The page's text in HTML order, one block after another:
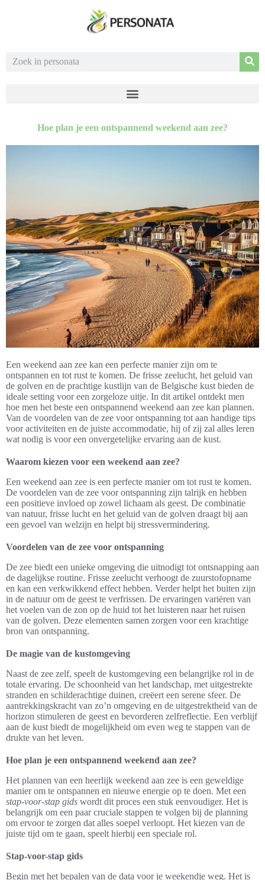
Hoe plan je een ontspannend weekend aan zee?
Een weekend aan zee kan een perfecte manier zijn om te
ontspannen en tot rust te komen. De frisse zeelucht, het geluid van
de golven en de prachtige kustlijn van de Belgische kust bieden de
ideale setting voor een zorgeloze uitje. In dit artikel ontdekt men
hoe men het beste een ontspannend weekend aan zee kan plannen.
Van de voordelen van de zee voor ontspanning tot aan handige tips
voor activiteiten en de juiste accommodatie, hij of zij zal alles leren
wat nodig is voor een onvergetelijke ervaring aan de kust.
Waarom kiezen voor een weekend aan zee?
Een weekend aan zee is een perfecte manier om tot rust te komen.
De voordelen van de zee voor ontspanning zijn talrijk en hebben
een positieve invloed op zowel lichaam als geest. De combinatie
van natuur, frisse lucht en het geluid van de golven draagt bij aan
een gevoel van welzijn en helpt bij stressvermindering.
Voordelen van de zee voor ontspanning
De zee biedt een unieke omgeving die uitnodigt tot ontsnapping aan
de dagelijkse routine. Frisse zeelucht verhoogt de zuurstofopname
en kan een verkwikkend effect hebben. Verder helpt het buiten zijn
in de natuur om de geest te verfrissen. De ervaringen variëren van
het voelen van de zon op de huid tot het luisteren naar het ruisen
van de golven. Deze elementen samen zorgen voor een krachtige
bron van ontspanning.
De magie van de kustomgeving
Naast de zee zelf, speelt de kustomgeving een belangrijke rol in de
totale ervaring. De schoonheid van het landschap, met uitgestrekte
stranden en schilderachtige duinen, creëert een serene sfeer. De
aantrekkingskracht van zo’n omgeving en de uitgestrektheid van de
horizon stimuleren de geest en bevorderen zelfreflectie. Een verblijf
aan de kust biedt de mogelijkheid om even weg te stappen van de
drukte van het leven.
Hoe plan je een ontspannend weekend aan zee?
Het plannen van een heerlijk weekend aan zee is een geweldige
manier om te ontspannen en nieuwe energie op te doen. Met een
stap-voor-stap gids wordt dit proces een stuk eenvoudiger. Het is
belangrijk om een paar cruciale stappen te volgen bij de planning
om ervoor te zorgen dat alles soepel verloopt. Het kiezen van de
juiste tijd om te gaan, speelt hierbij een speciale rol.
Stap-voor-stap gids
Begin met het bepalen van de data voor je weekendje weg. Het is